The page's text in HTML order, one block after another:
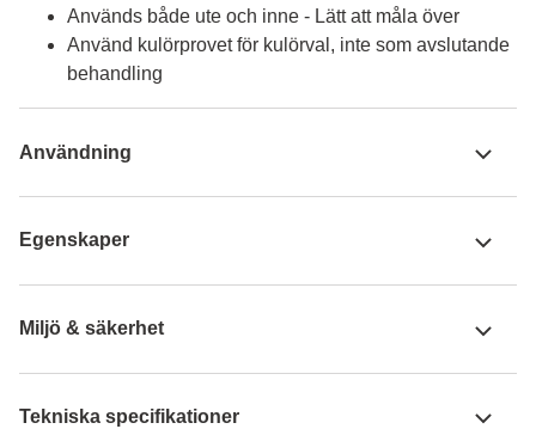
Används både ute och inne - Lätt att måla över
Använd kulörprovet för kulörval, inte som avslutande
behandling
Användning
Egenskaper
Miljö & säkerhet
Tekniska specifikationer